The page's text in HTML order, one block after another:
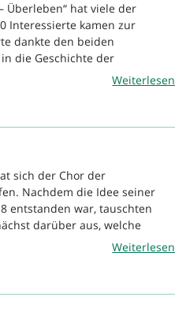
Überleben“ hat viele der
Interessierte kamen zur
dankte den beiden
die Geschichte der
Weiterlesen
sich der Chor der
Nachdem die Idee seiner
entstanden war, tauschten
darüber aus, welche
Weiterlesen